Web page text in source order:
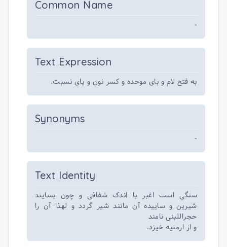
Common Name
-
Text Expression
به فتح لام و بای موحده و کسر نون و یای نسبت.
Synonyms
-
Text Identity
سنگی است اغبر با اندک شفافی و چون بسایند
شیرین و ساییده آن مانند شیر گردد و لهذا آن را
حجراللبنی نامند
و از ارمنیه خیزد.